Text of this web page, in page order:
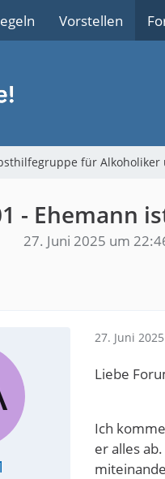
Vorstellen
für Alkoholiker
- Ehemann
27. Juni 2025 um
27. Juni
Liebe
Ich
er alles